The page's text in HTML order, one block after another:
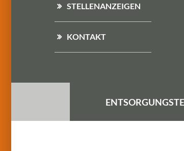
STELLENANZEIGEN
KONTAKT
ENTSORGUNGS